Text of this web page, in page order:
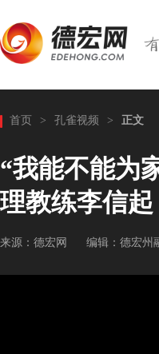
首页 > 孔雀视频 > 正文
“我能不能为
理教练李信
来源：德宏网 编辑：德宏州